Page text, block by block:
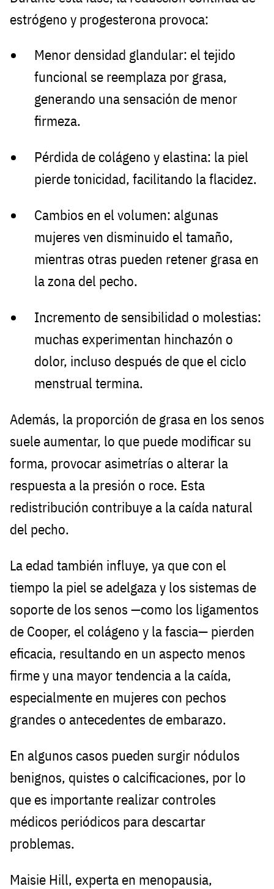
estrógeno y progesterona provoca:
Menor densidad glandular: el tejido
funcional se reemplaza por grasa,
generando una sensación de menor
firmeza.
Pérdida de colágeno y elastina: la piel
pierde tonicidad, facilitando la flacidez.
Cambios en el volumen: algunas
mujeres ven disminuido el tamaño,
mientras otras pueden retener grasa en
la zona del pecho.
Incremento de sensibilidad o molestias:
muchas experimentan hinchazón o
dolor, incluso después de que el ciclo
menstrual termina.
Además, la proporción de grasa en los senos
suele aumentar, lo que puede modificar su
forma, provocar asimetrías o alterar la
respuesta a la presión o roce. Esta
redistribución contribuye a la caída natural
del pecho.
La edad también influye, ya que con el
tiempo la piel se adelgaza y los sistemas de
soporte de los senos —como los ligamentos
de Cooper, el colágeno y la fascia— pierden
eficacia, resultando en un aspecto menos
firme y una mayor tendencia a la caída,
especialmente en mujeres con pechos
grandes o antecedentes de embarazo.
En algunos casos pueden surgir nódulos
benignos, quistes o calcificaciones, por lo
que es importante realizar controles
médicos periódicos para descartar
problemas.
Maisie Hill, experta en menopausia,